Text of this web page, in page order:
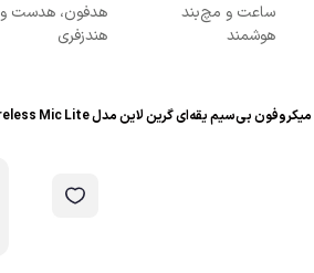
ساعت و مچ‌بند
هوشمند
هدفون، هدست و
هندزفری
میکروفون بی‌سیم یقه‌ای گرین لاین مدل GNGLMWIMIC - GLM-Wireless Mic Lite